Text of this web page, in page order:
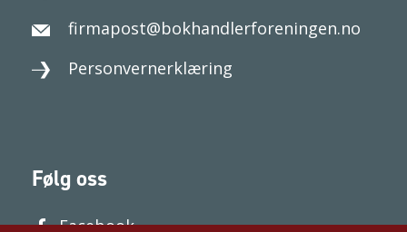
firmapost@bokhandlerforeningen.no
Personvernerklæring
Følg oss
Facebook